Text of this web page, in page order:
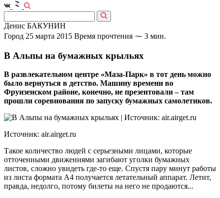
Денис БАКУНИН
Город 25 марта 2015 Время прочтения ⁓ 3 мин.
В Альпы на бумажных крыльях
В развлекательном центре «Маза-Парк» в тот день можно
было вернуться в детство. Машину времени во
Фрунзенском районе, конечно, не презентовали – там
прошли соревнования по запуску бумажных самолетиков.
Источник: air.airget.ru
Такое количество людей с серьезными лицами, которые
отточенными движениями загибают уголки бумажных
листов, сложно увидеть где-то еще. Спустя пару минут работы
из листа формата А4 получается летательный аппарат. Летит,
правда, недолго, потому билеты на него не продаются...